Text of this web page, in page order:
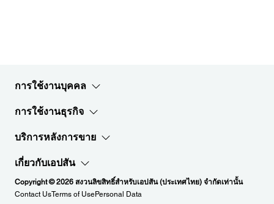
การใช้งานบุคคล
การใช้งานธุรกิจ
บริการหลังการขาย
เกี่ยวกับเอปสัน
Copyright © 2026 สงวนลิขสิทธิ์สำหรับเอปสัน (ประเทศไทย) จำกัดเท่านั้น
Contact UsTerms of UsePersonal Data